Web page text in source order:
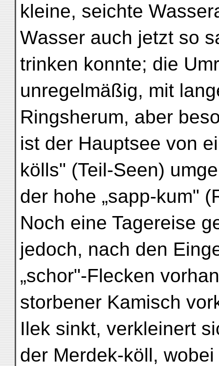
kleine, seichte
Wasser auch jetzt so
trinken konnte; die
unregelmäßig, mit
Ringsherum, aber
ist der Hauptsee von
kölls" (Teil-Seen)
der hohe „sapp-kum"
Noch eine Tagereise
jedoch, nach den
„schor"-Flecken
storbener Kamisch
Ilek sinkt, verkleinert
der Merdek-köll,